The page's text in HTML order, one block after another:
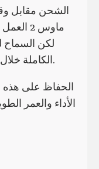
الشحن مقابل
ماوس
لكن السماح
الكاملة خلال الدورات العادية يعد الأفضل.
الحفاظ على هذه
الأداء والعمر